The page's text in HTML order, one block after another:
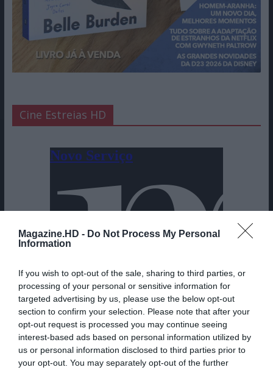
Magazine.HD - Do Not Process My Personal
Information
If you wish to opt-out of the sale, sharing to third parties, or
processing of your personal or sensitive information for
targeted advertising by us, please use the below opt-out
section to confirm your selection. Please note that after your
opt-out request is processed you may continue seeing
interest-based ads based on personal information utilized by
us or personal information disclosed to third parties prior to
your opt-out. You may separately opt-out of the further
Cine Estreias HD